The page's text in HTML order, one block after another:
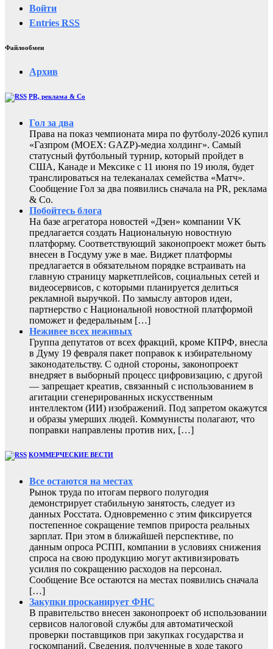
Войти
Entries RSS
Файлообмен
Архив
PR, реклама & Co
Гол за два
Права на показ чемпионата мира по футболу-2026 купил
«Газпром (MOEX: GAZP)-медиа холдинг». Самый
статусный футбольный турнир, который пройдет в
США, Канаде и Мексике с 11 июня по 19 июля, будет
транслироваться на телеканалах семейства «Матч».
Сообщение Гол за два появились сначала на PR, реклама
& Co.
Побойтесь блога
На базе агрегатора новостей «Дзен» компании VK
предлагается создать Национальную новостную
платформу. Соответствующий законопроект может быть
внесен в Госдуму уже в мае. Виджет платформы
предлагается в обязательном порядке встраивать на
главную страницу маркетплейсов, социальных сетей и
видеосервисов, с которыми планируется делиться
рекламной выручкой. По замыслу авторов идеи,
партнерство с Национальной новостной платформой
поможет и федеральным […]
Неживее всех неживых
Группа депутатов от всех фракций, кроме КПРФ, внесла
в Думу 19 февраля пакет поправок к избирательному
законодательству. С одной стороны, законопроект
внедряет в выборный процесс цифровизацию, с другой
— запрещает креатив, связанный с использованием в
агитации сгенерированных искусственным
интеллектом (ИИ) изображений. Под запретом окажутся
и образы умерших людей. Коммунисты полагают, что
поправки направлены против них, […]
КОММЕРЧЕСКИЕ ВЕСТИ
Все остаются на местах
Рынок труда по итогам первого полугодия
демонстрирует стабильную занятость, следует из
данных Росстата. Одновременно с этим фиксируется
постепенное сокращение темпов прироста реальных
зарплат. При этом в ближайшей перспективе, по
данным опроса РСПП, компании в условиях снижения
спроса на свою продукцию могут активизировать
усилия по сокращению расходов на персонал.
Сообщение Все остаются на местах появились сначала
[…]
Закупки просканирует ФНС
В правительство внесен законопроект об использовании
сервисов налоговой службы для автоматической
проверки поставщиков при закупках государства и
госкомпаний. Сведения, полученные в ходе такого